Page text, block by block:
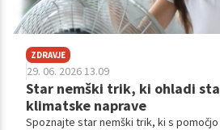
ZDRAVJE
29. 06. 2026 13.09
Star nemški trik, ki ohladi
klimatske naprave
Spoznajte star nemški trik, ki s